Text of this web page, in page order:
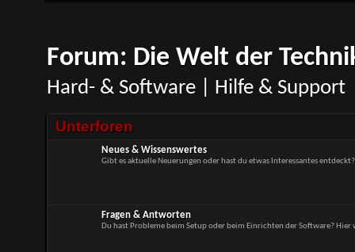
Forum: Die Welt der
Hard- & Software | Hilfe & Support
Unterforen
Neues & Wissenswertes
Gibt es aktuelle Neuerungen oder hast du etwas Interessantes
Fragen & Antworten
Du hast Probleme beim Setup oder beim Einrichten der Software? Hier